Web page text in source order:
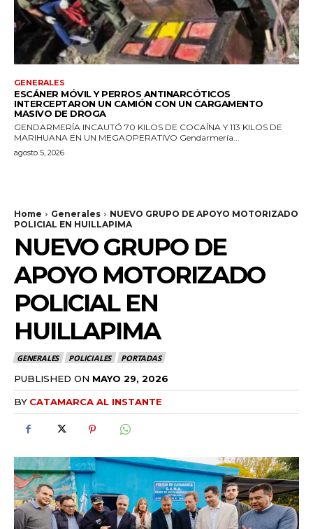
GENERALES
ESCÁNER MÓVIL Y PERROS ANTINARCÓTICOS
INTERCEPTARON UN CAMIÓN CON UN CARGAMENTO
MASIVO DE DROGA
GENDARMERÍA INCAUTÓ 70 KILOS DE COCAÍNA Y 113 KILOS DE
MARIHUANA EN UN MEGAOPERATIVO Gendarmería...
agosto 5, 2026